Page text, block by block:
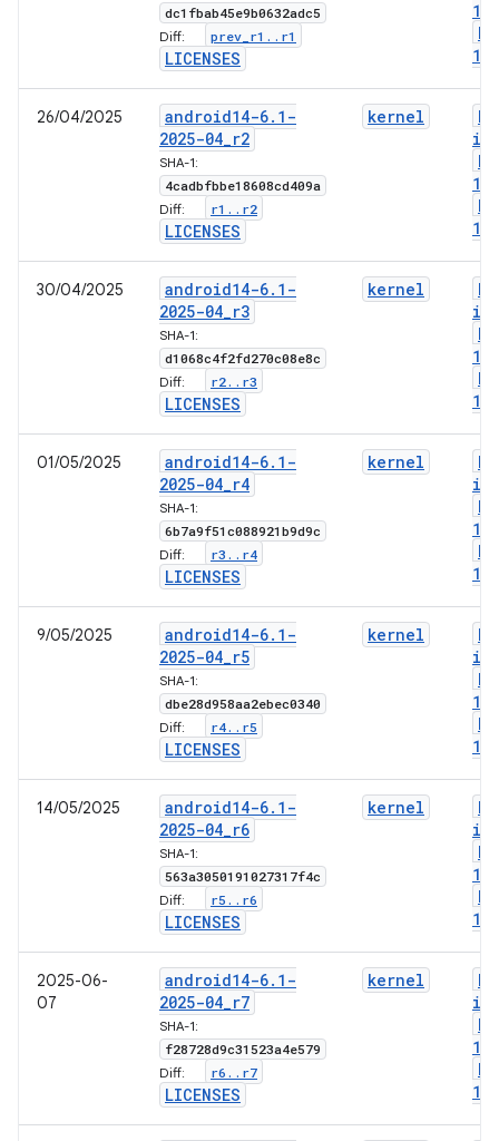
dc1fbab45e9b0632adc5
Diff: prev r1 . . r1
LICENSES
1-
1-
26/04/2025 android14-6. 1-
2025-04_r2
SHA-1:
4cadbfbbe18608cd409a
Diff: r1 . . r2
LICENSES
kernel
1-
1-
30/04/2025 android14-6. 1-
2025-04_r3
SHA-1:
d1068c4f2fd270c08e8c
Diff: r2. . r3
LICENSES
kernel
1-
1-
01/05/2025 android14-6. 1-
2025-04_r4
SHA-1:
6b7a9f51c088921b9d9c
Diff: r3 . . r4
LICENSES
kernel
1-
1-
9/05/2025 android14-6. 1-
2025-04_r5
SHA-1:
dbe28d958aa2ebec0340
Diff: r4. . r5
LICENSES
kernel
1-
1-
14/05/2025 android14-6. 1-
2025-04_r6
SHA-1:
563a3050191027317f4c
Diff: r5 . . r6
LICENSES
kernel
1-
1-
2025-06-
07
android14-6. 1-
2025-04_r7
SHA-1:
f28728d9c31523a4e579
Diff: r6 . . r7
LICENSES
kernel
1-
1-